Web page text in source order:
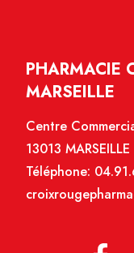
PHARMACIE
MARSEILLE
Centre
13013 MARSEILLE
Téléphone: